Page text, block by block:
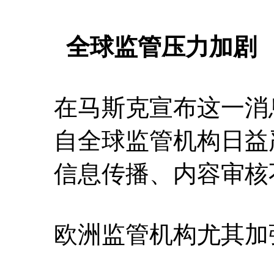
全球监管压力加剧
在马斯克宣布这一
自全球监管机构日
信息传播、内容审
欧洲监管机构尤其